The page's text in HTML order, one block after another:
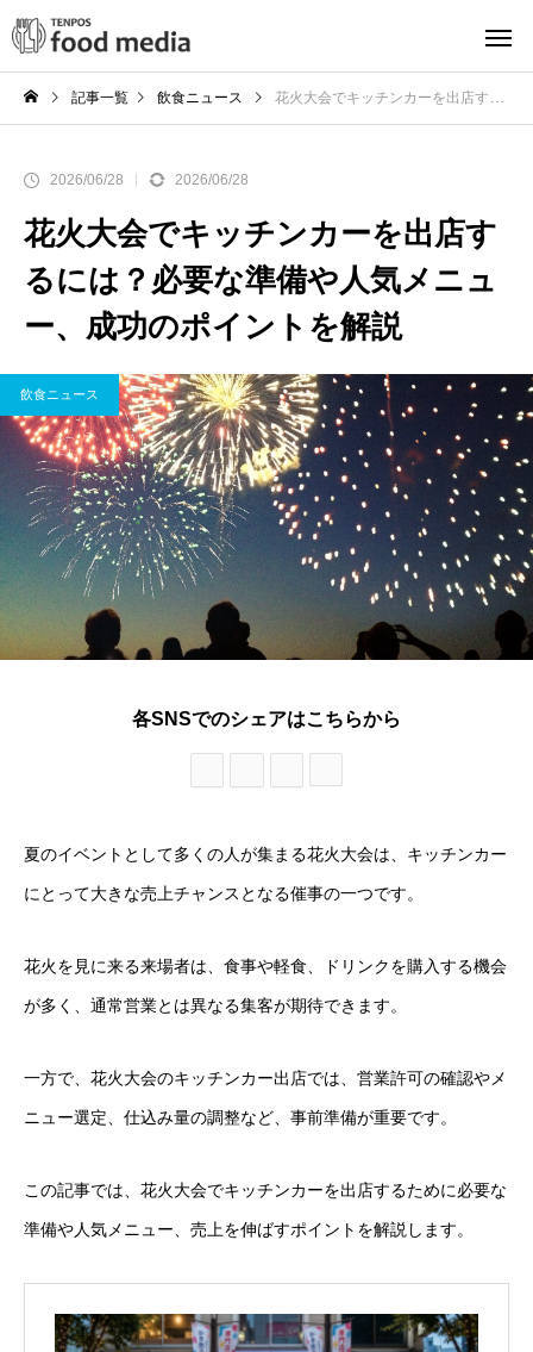
記事一覧 飲食ニュース 花火大会でキッチンカーを出店するには？必要な準備や人気メニュー、成功のポイントを解説
2026/06/28 2026/06/28
花火大会でキッチンカーを出店す
るには？必要な準備や人気メニュ
ー、成功のポイントを解説
飲食ニュース
各SNSでのシェアはこちらから
夏のイベントとして多くの人が集まる花火大会は、キッチンカー
にとって大きな売上チャンスとなる催事の一つです。
花火を見に来る来場者は、食事や軽食、ドリンクを購入する機会
が多く、通常営業とは異なる集客が期待できます。
一方で、花火大会のキッチンカー出店では、営業許可の確認やメ
ニュー選定、仕込み量の調整など、事前準備が重要です。
この記事では、花火大会でキッチンカーを出店するために必要な
準備や人気メニュー、売上を伸ばすポイントを解説します。